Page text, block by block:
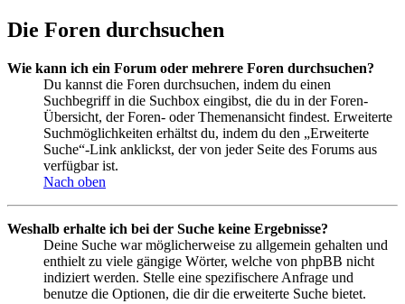
Die Foren durchsuchen
Wie kann ich ein Forum oder mehrere Foren durchsuchen?
Du kannst die Foren durchsuchen, indem du einen
Suchbegriff in die Suchbox eingibst, die du in der Foren-
Übersicht, der Foren- oder Themenansicht findest. Erweiterte
Suchmöglichkeiten erhältst du, indem du den „Erweiterte
Suche“-Link anklickst, der von jeder Seite des Forums aus
verfügbar ist.
Nach oben
Weshalb erhalte ich bei der Suche keine Ergebnisse?
Deine Suche war möglicherweise zu allgemein gehalten und
enthielt zu viele gängige Wörter, welche von phpBB nicht
indiziert werden. Stelle eine spezifischere Anfrage und
benutze die Optionen, die dir die erweiterte Suche bietet.